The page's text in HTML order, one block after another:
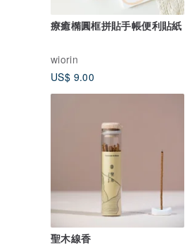
療癒橢圓框拼貼手帳便利貼紙
wiorin
US$ 9.00
聖木線香